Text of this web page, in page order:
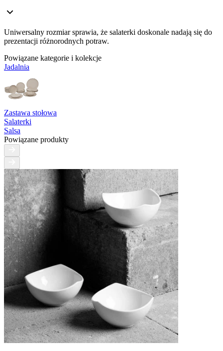
Uniwersalny rozmiar sprawia, że salaterki doskonale nadają się do
prezentacji różnorodnych potraw.
Powiązane kategorie i kolekcje
Jadalnia
Zastawa stołowa
Salaterki
Salsa
Powiązane produkty